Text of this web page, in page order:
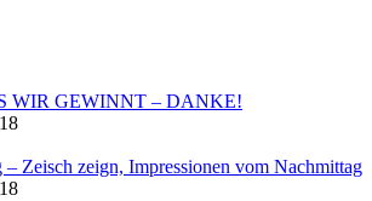
WIR GEWINNT – DANKE!
– Zeisch zeign, Impressionen vom Nachmittag